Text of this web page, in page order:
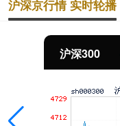
沪深京行情 实时轮播
沪深300